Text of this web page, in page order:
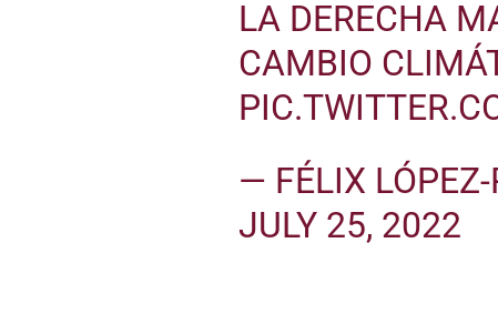
LA DERECHA
CAMBIO
— FÉLIX LÓPEZ-
JULY 25, 2022